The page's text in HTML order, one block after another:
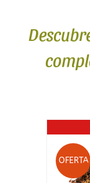
OFERTA